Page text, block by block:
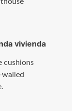
vivienda